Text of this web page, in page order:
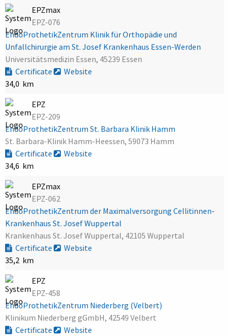
EPZmax
EPZ-076
EndoProthetikZentrum Klinik für Orthopädie und
Unfallchirurgie am St. Josef Krankenhaus Essen-Werden
Universitätsmedizin Essen, 45239 Essen
Certificate
Website
34,0 km
EPZ
EPZ-209
EndoProthetikZentrum St. Barbara Klinik Hamm
St. Barbara-Klinik Hamm-Heessen, 59073 Hamm
Certificate
Website
34,6 km
EPZmax
EPZ-062
EndoProthetikZentrum der Maximalversorgung Cellitinnen-
Krankenhaus St. Josef Wuppertal
Krankenhaus St. Josef Wuppertal, 42105 Wuppertal
Certificate
Website
35,2 km
EPZ
EPZ-458
EndoProthetikZentrum Niederberg (Velbert)
Klinikum Niederberg gGmbH, 42549 Velbert
Certificate
Website